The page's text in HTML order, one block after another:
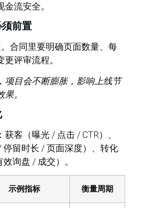
流安全。
前置
合同里要明确页面数量、每
评审流程。
项目会不断膨胀，影响上线节
。
客（曝光 / 点击 / CTR）、
停留时长 / 页面深度）、转化
效询盘 / 成交）。
示例指标 衡量周期